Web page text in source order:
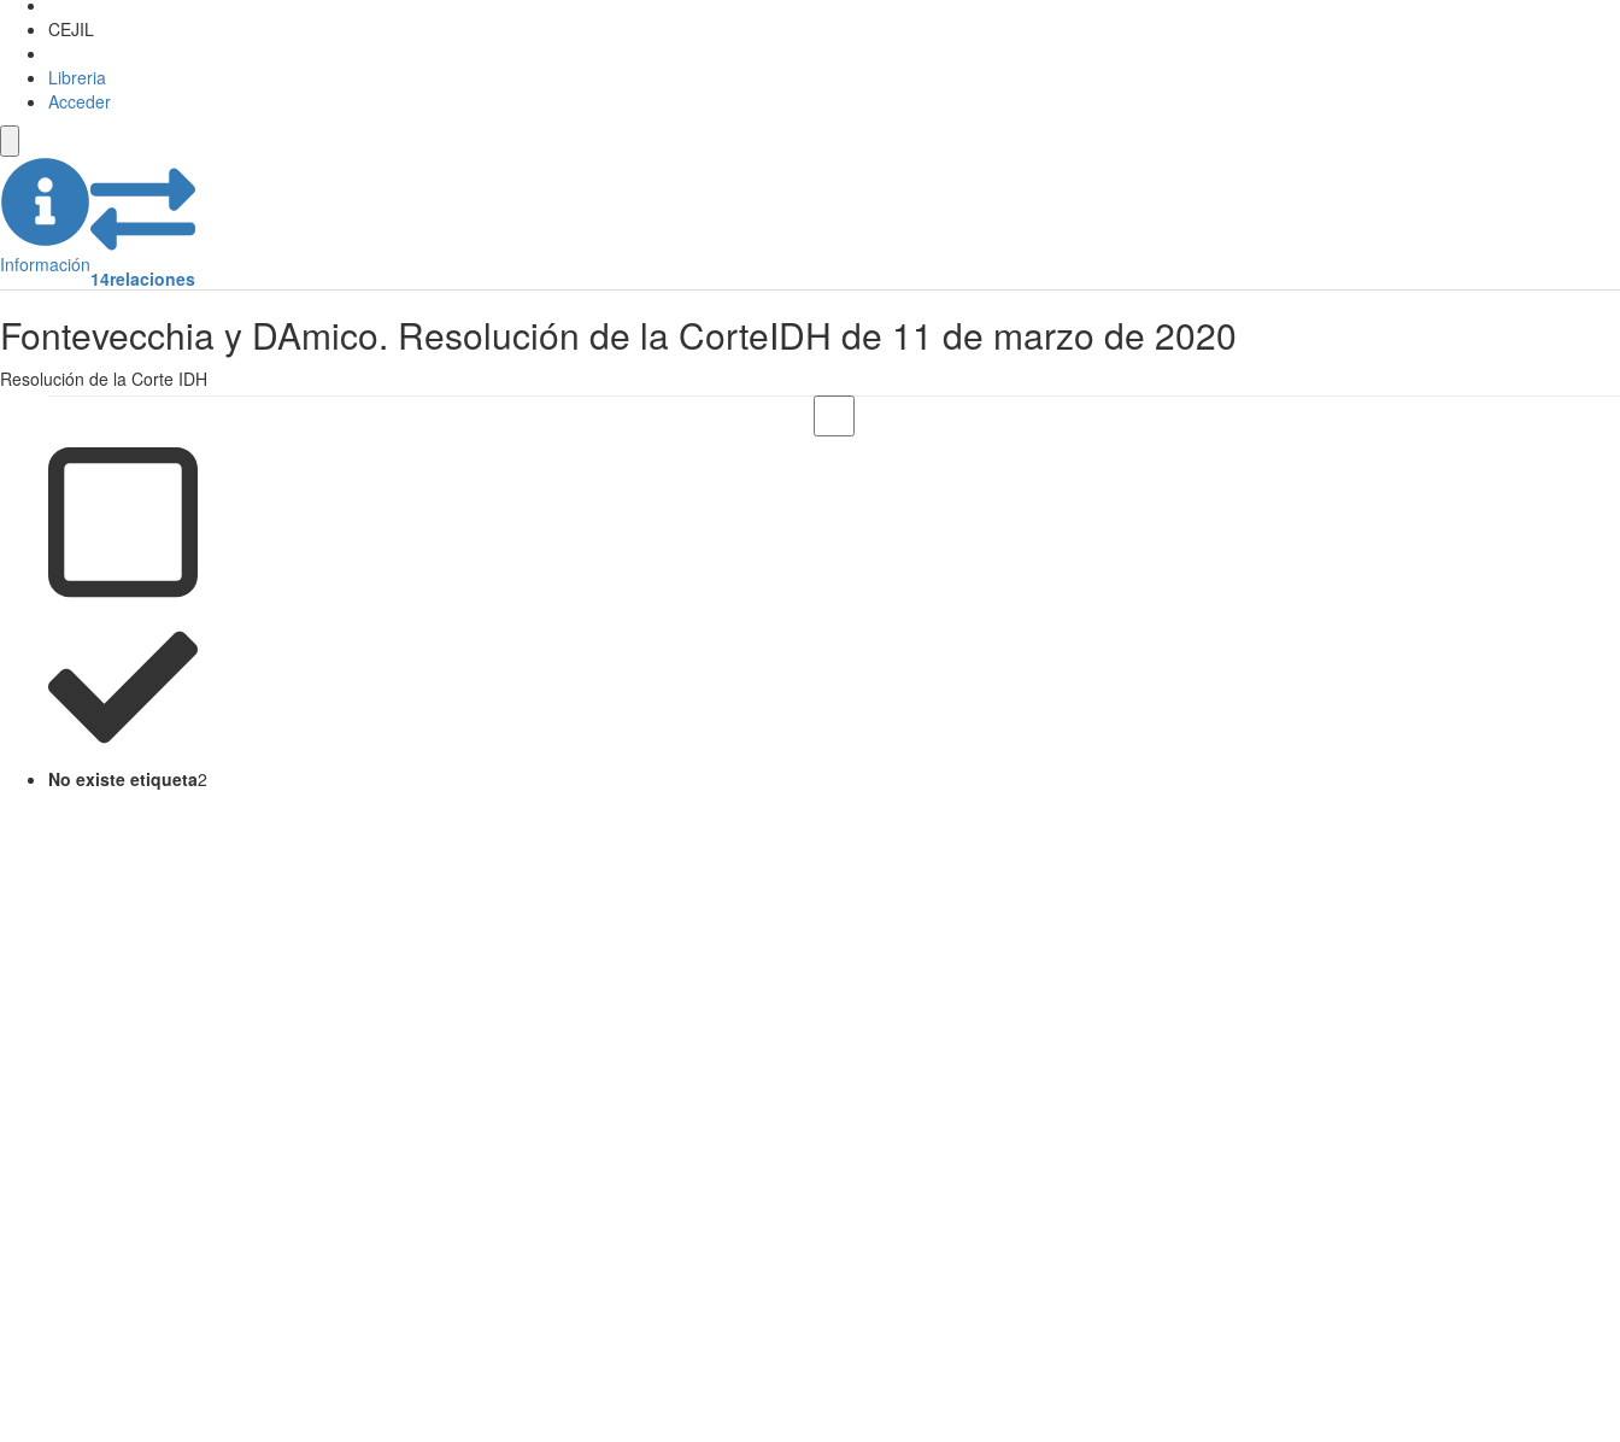
CEJIL
Libreria
Acceder
Información
14relaciones
Fontevecchia y DAmico. Resolución de la CorteIDH de 11 de marzo de 2020
Resolución de la Corte IDH
No existe etiqueta2